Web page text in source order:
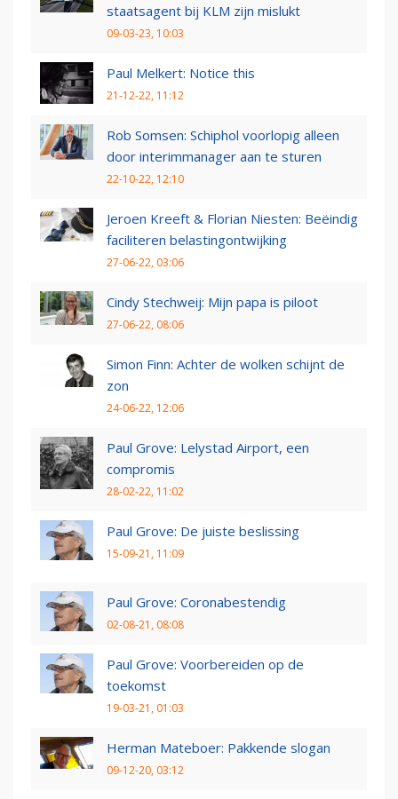
staatsagent bij KLM zijn mislukt
09-03-23, 10:03
Paul Melkert: Notice this
21-12-22, 11:12
Rob Somsen: Schiphol voorlopig alleen
door interimmanager aan te sturen
22-10-22, 12:10
Jeroen Kreeft & Florian Niesten: Beëindig
faciliteren belastingontwijking
27-06-22, 03:06
Cindy Stechweij: Mijn papa is piloot
27-06-22, 08:06
Simon Finn: Achter de wolken schijnt de
zon
24-06-22, 12:06
Paul Grove: Lelystad Airport, een
compromis
28-02-22, 11:02
Paul Grove: De juiste beslissing
15-09-21, 11:09
Paul Grove: Coronabestendig
02-08-21, 08:08
Paul Grove: Voorbereiden op de
toekomst
19-03-21, 01:03
Herman Mateboer: Pakkende slogan
09-12-20, 03:12